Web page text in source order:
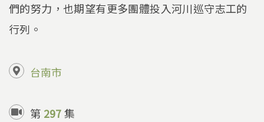
們的努力，也期望有更多團體投入河川巡守志工的
行列。
台南市
第 297集